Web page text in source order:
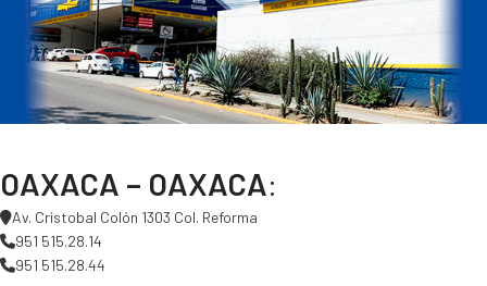
OAXACA – OAXACA:
Av. Cristobal Colón 1303 Col. Reforma
951 515.28.14
951 515.28.44